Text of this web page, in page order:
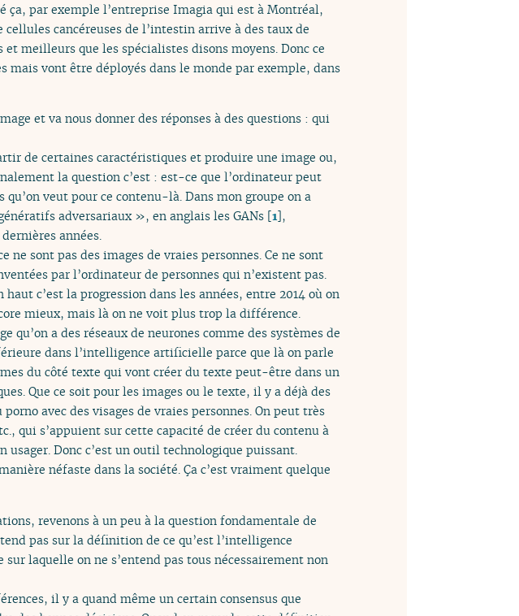
ça, par exemple l’entreprise Imagia qui est à Montréal,
cancéreuses de l’intestin arrive à des taux de
meilleurs que les spécialistes disons moyens. Donc ce
vont être déployés dans le monde par exemple, dans
et va nous donner des réponses à des questions : qui
de certaines caractéristiques et produire une image ou,
la question c’est : est-ce que l’ordinateur peut
veut pour ce contenu-là. Dans mon groupe on a
adversariaux », en anglais les GANs [1],
années.
sont pas des images de vraies personnes. Ce ne sont
par l’ordinateur de personnes qui n’existent pas.
c’est la progression dans les années, entre 2014 où on
mieux, mais là on ne voit plus trop la différence.
qu’on a des réseaux de neurones comme des systèmes de
dans l’intelligence artificielle parce que là on parle
du côté texte qui vont créer du texte peut-être dans un
Que ce soit pour les images ou le texte, il y a déjà des
avec des visages de vraies personnes. On peut très
qui s’appuient sur cette capacité de créer du contenu à
Donc c’est un outil technologique puissant.
néfaste dans la société. Ça c’est vraiment quelque
revenons à un peu à la question fondamentale de
pas sur la définition de ce qu’est l’intelligence
laquelle on ne s’entend pas tous nécessairement non
il y a quand même un certain consensus que